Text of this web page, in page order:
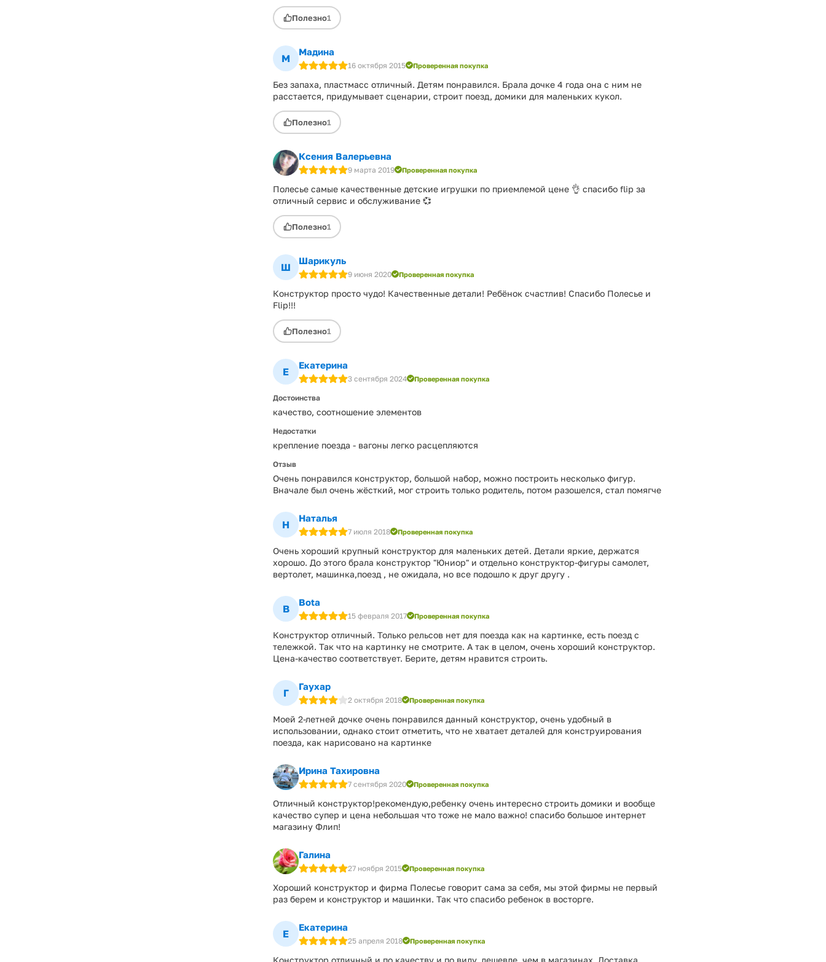
Полезно1
М
Мадина
16 октября 2015 Проверенная покупка
Без запаха, пластмасс отличный. Детям понравился. Брала дочке 4 года она с ним не
расстается, придумывает сценарии, строит поезд, домики для маленьких кукол.
Полезно1
Ксения Валерьевна
9 марта 2019 Проверенная покупка
Полесье самые качественные детские игрушки по приемлемой цене 👌 спасибо flip за
отличный сервис и обслуживание 💞
Полезно1
Ш
Шарикуль
9 июня 2020 Проверенная покупка
Конструктор просто чудо! Качественные детали! Ребёнок счастлив! Спасибо Полесье и
Flip!!!
Полезно1
Е
Екатерина
3 сентября 2024 Проверенная покупка
Достоинства
качество, соотношение элементов
Недостатки
крепление поезда - вагоны легко расцепляются
Отзыв
Очень понравился конструктор, большой набор, можно построить несколько фигур.
Вначале был очень жёсткий, мог строить только родитель, потом разошелся, стал помягче
Н
Наталья
7 июля 2018 Проверенная покупка
Очень хороший крупный конструктор для маленьких детей. Детали яркие, держатся
хорошо. До этого брала конструктор "Юниор" и отдельно конструктор-фигуры самолет,
вертолет, машинка,поезд , не ожидала, но все подошло к друг другу .
B
Bota
15 февраля 2017 Проверенная покупка
Конструктор отличный. Только рельсов нет для поезда как на картинке, есть поезд с
тележкой. Так что на картинку не смотрите. А так в целом, очень хороший конструктор.
Цена-качество соответствует. Берите, детям нравится строить.
Г
Гаухар
2 октября 2018 Проверенная покупка
Моей 2-летней дочке очень понравился данный конструктор, очень удобный в
использовании, однако стоит отметить, что не хватает деталей для конструирования
поезда, как нарисовано на картинке
Ирина Тахировна
7 сентября 2020 Проверенная покупка
Отличный конструктор!рекомендую,ребенку очень интересно строить домики и вообще
качество супер и цена небольшая что тоже не мало важно! спасибо большое интернет
магазину Флип!
Галина
27 ноября 2015 Проверенная покупка
Хороший конструктор и фирма Полесье говорит сама за себя, мы этой фирмы не первый
раз берем и конструктор и машинки. Так что спасибо ребенок в восторге.
Е
Екатерина
25 апреля 2018 Проверенная покупка